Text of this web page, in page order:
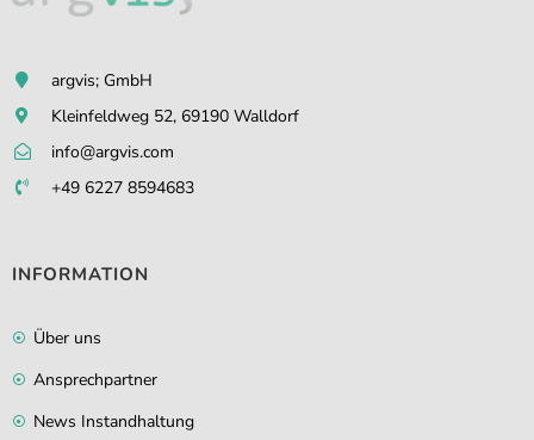
argvis; GmbH
Kleinfeldweg 52, 69190 Walldorf
info@argvis.com
+49 6227 8594683
INFORMATION
Über uns
Ansprechpartner
News Instandhaltung